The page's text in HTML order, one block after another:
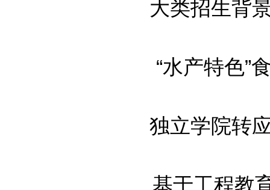
大类招生背
“水产特色”
独立学院转
基于工程教